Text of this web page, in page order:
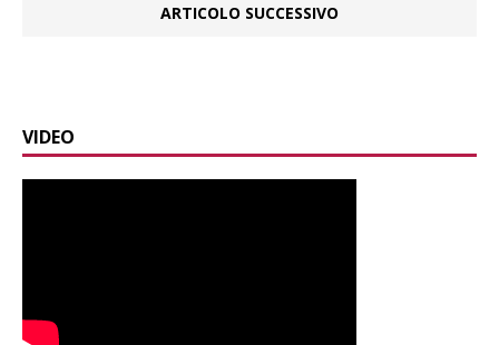
ARTICOLO SUCCESSIVO
VIDEO